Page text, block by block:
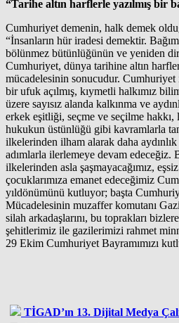
“Tarihe altın harflerle yazılmış bir
Cumhuriyet demenin, halk demek
“İnsanların hür iradesi demektir.
bölünmez bütünlüğünün ve yeniden
Cumhuriyet, dünya tarihine altın
mücadelesinin sonucudur.
bir ufuk açılmış, kıymetli halkımız
üzere sayısız alanda kalkınma ve
erkek eşitliği, seçme ve seçilme hakkı,
hukukun üstünlüğü gibi kavramlarla
ilkelerinden ilham alarak daha
adımlarla ilerlemeye devam edeceğiz.
ilkelerinden asla şaşmayacağımız,
çocuklarımıza emanet edeceğimiz
yıldönümünü kutluyor; başta
Mücadelesinin muzaffer komutanı
silah arkadaşlarını, bu toprakları
şehitlerimiz ile gazilerimizi rahmet
29 Ekim Cumhuriyet Bayramımızı
TİGAD’ın 13. Dijital Medya